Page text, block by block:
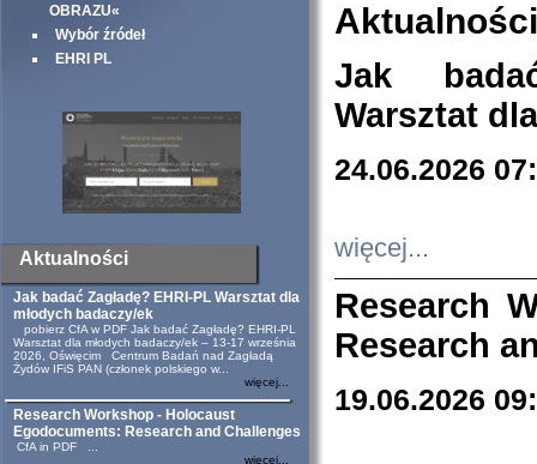
OBRAZU«
Wybór źródeł
EHRI PL
Aktualności
Jak badać Zagładę? EHRI-PL Warsztat dla
młodych badaczy/ek
pobierz CfA w PDF Jak badać Zagładę? EHRI-PL
Warsztat dla młodych badaczy/ek – 13-17 września
2026, Oświęcim Centrum Badań nad Zagładą
Żydów IFiS PAN (członek polskiego w...
więcej...
Research Workshop - Holocaust
Egodocuments: Research and Challenges
CfA in PDF ...
więcej...
Aktualności
Jak
Warsztat
24.06.2026
więcej...
Research
Research
19.06.2026